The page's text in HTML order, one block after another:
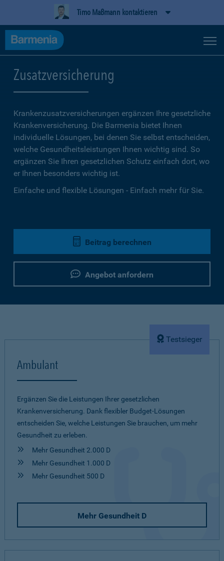
Timo Maßmann kontaktieren
Zusatzversicherung
Krankenzusatzversicherungen ergänzen Ihre gesetzliche
Kranken­versicherung. Die Barmenia bietet Ihnen
individuelle Lösungen, bei denen Sie selbst entscheiden,
welche Gesundheitsleistungen Ihnen wichtig sind. So
ergänzen Sie Ihren gesetzlichen Schutz einfach dort, wo
er Ihnen besonders wichtig ist.
Einfache und flexible Lösungen - Einfach mehr für Sie.
Beitrag berechnen
Angebot anfordern
Testsieger
Ambulant
Ergänzen Sie die Leistungen Ihrer gesetzlichen
Krankenversicherung. Dank flexibler Budget-Lösungen
entscheiden Sie, welche Leistungen Sie brauchen, um mehr
Gesundheit zu erleben.
Mehr Gesundheit 2.000 D
Mehr Gesundheit 1.000 D
Mehr Gesundheit 500 D
Mehr Gesundheit D